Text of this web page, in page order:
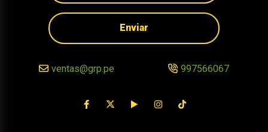
Enviar
ventas@grp.pe 997566067